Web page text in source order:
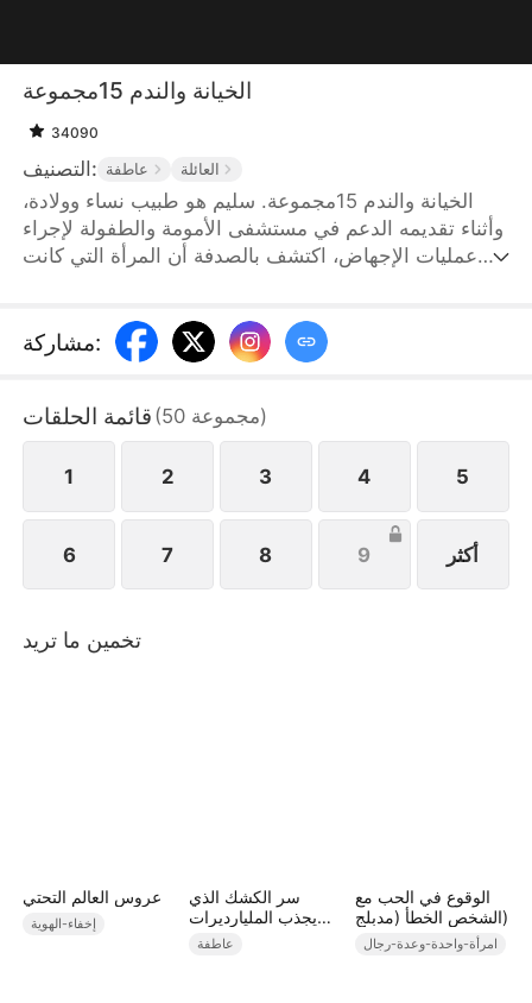
الخيانة والندم 15مجموعة
34090
التصنيف: عاطفة العائلة
الخيانة والندم 15مجموعة. سليم هو طبيب نساء وولادة،
وأثناء تقديمه الدعم في مستشفى الأمومة والطفولة لإجراء
عمليات الإجهاض، اكتشف بالصدفة أن المرأة التي كانت
وارتكبت الخيانة مع شخص آخر. في خضم الألم الذي يشعر
به، قرر سليم أن يواجه جميلة ويطلب منها الطلاق لم تتردد
عشيقها. لكنها لم تكن تعلم أن عشيقها كان معها فقط من
أجل مالها
مشاركة:
قائمة الحلقات (50 مجموعة)
1 2 3 4 5
6 7 8 9 أكثر
تخمين ما تريد
عروس العالم التحتي
إخفاء-الهوية
سر الكشك الذي
يجذب المليارديرات
عاطفة
الوقوع في الحب مع
الشخص الخطأ (مدبلج)
امرأة-واحدة-وعدة-رجال